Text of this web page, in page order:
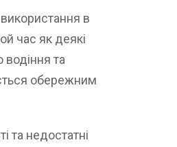
в
час як деякі
водіння та
обережним
та недостатні